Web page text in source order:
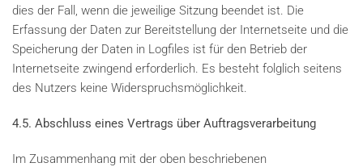
dies der Fall, wenn die jeweilige Sitzung beendet ist. Die
Erfassung der Daten zur Bereitstellung der Internetseite und die
Speicherung der Daten in Logfiles ist für den Betrieb der
Internetseite zwingend erforderlich. Es besteht folglich seitens
des Nutzers keine Widerspruchsmöglichkeit.
4.5. Abschluss eines Vertrags über Auftragsverarbeitung
Im Zusammenhang mit der oben beschriebenen